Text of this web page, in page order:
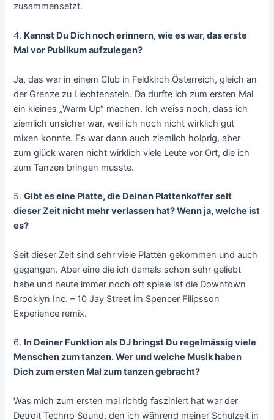
zusammensetzt.
4. Kannst Du Dich noch erinnern, wie es war, das erste
Mal vor Publikum aufzulegen?
Ja, das war in einem Club in Feldkirch Österreich, gleich an
der Grenze zu Liechtenstein. Da durfte ich zum ersten Mal
ein kleines „Warm Up“ machen. Ich weiss noch, dass ich
ziemlich unsicher war, weil ich noch nicht wirklich gut
mixen konnte. Es war dann auch ziemlich holprig, aber
zum glück waren nicht wirklich viele Leute vor Ort, die ich
zum Tanzen bringen musste.
5.Gibt es eine Platte, die Deinen Plattenkoffer seit
dieser Zeit nicht mehr verlassen hat? Wenn ja, welche ist
es?
Seit dieser Zeit sind sehr viele Platten gekommen und auch
gegangen. Aber eine die ich damals schon sehr geliebt
habe und heute immer noch oft spiele ist die Downtown
Brooklyn Inc. – 10 Jay Street im Spencer Filipsson
Experience remix.
6. In Deiner Funktion als DJ bringst Du regelmässig viele
Menschen zum tanzen. Wer und welche Musik haben
Dich zum ersten Mal zum tanzen gebracht?
Was mich zum ersten mal richtig fasziniert hat war der
Detroit Techno Sound, den ich während meiner Schulzeit in